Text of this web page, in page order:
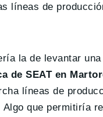
líneas de
la de levantar
de SEAT en
líneas de
que permitiría